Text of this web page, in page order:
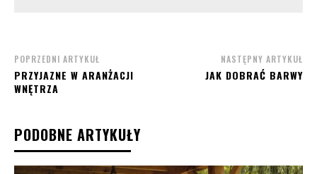
POPRZEDNI ARTYKUŁ
PRZYJAZNE W ARANŻACJI
WNĘTRZA
NASTĘPNY ARTYKUŁ
JAK DOBRAĆ BARWY
PODOBNE ARTYKUŁY